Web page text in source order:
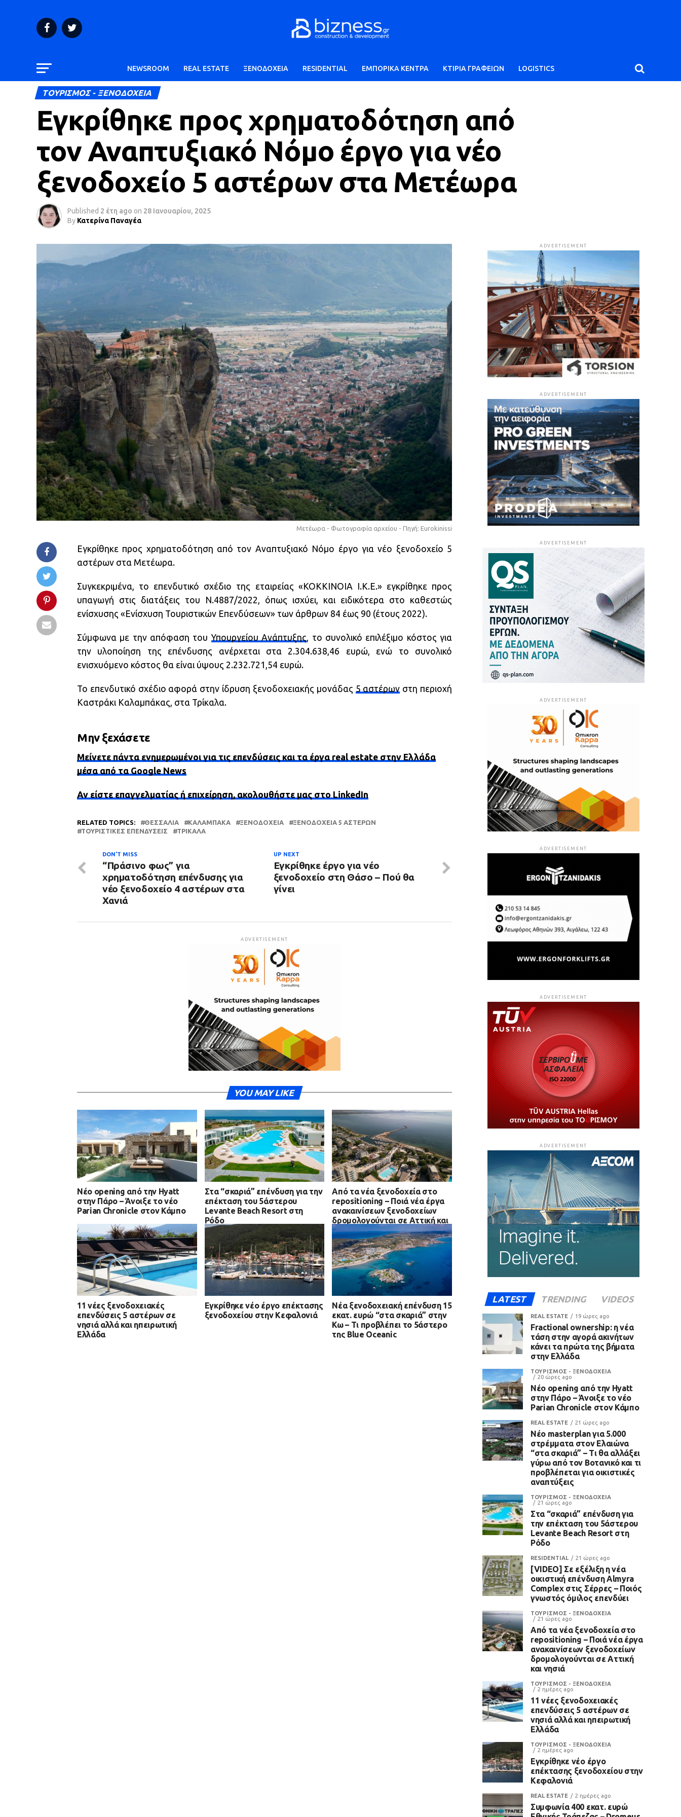
NEWSROOM REAL ESTATE ΞΕΝΟΔΟΧΕΙΑ RESIDENTIAL ΕΜΠΟΡΙΚΑ ΚΕΝΤΡΑ ΚΤΙΡΙΑ ΓΡΑΦΕΙΩΝ LOGISTICS
ΤΟΥΡΙΣΜΟΣ - ΞΕΝΟΔΟΧΕΙΑ
Εγκρίθηκε προς χρηματοδότηση από
τον Αναπτυξιακό Νόμο έργο για νέο
ξενοδοχείο 5 αστέρων στα Μετέωρα
Published 2 έτη ago on 28 Ιανουαρίου, 2025
By Κατερίνα Παναγέα
Μετέωρα - Φωτογραφία αρχείου - Πηγή: Eurokinissi
Εγκρίθηκε προς χρηματοδότηση από τον Αναπτυξιακό Νόμο έργο για νέο ξενοδοχείο 5
αστέρων στα Μετέωρα.
Συγκεκριμένα, το επενδυτικό σχέδιο της εταιρείας «ΚΟΚΚΙΝΟΙΑ Ι.Κ.Ε.» εγκρίθηκε προς
υπαγωγή στις διατάξεις του Ν.4887/2022, όπως ισχύει, και ειδικότερα στο καθεστώς
ενίσχυσης «Ενίσχυση Τουριστικών Επενδύσεων» των άρθρων 84 έως 90 (έτους 2022).
Σύμφωνα με την απόφαση τουΥπουργείου Ανάπτυξης, το συνολικό επιλέξιμο κόστος για
την υλοποίηση της επένδυσης ανέρχεται στα 2.304.638,46 ευρώ, ενώ το συνολικό
ενισχυόμενο κόστος θα είναι ύψους 2.232.721,54 ευρώ.
Το επενδυτικό σχέδιο αφορά στην ίδρυση ξενοδοχειακής μονάδας 5 αστέρων στη περιοχή
Καστράκι Καλαμπάκας, στα Τρίκαλα.
Μην ξεχάσετε
Μείνετε πάντα ενημερωμένοι για τις επενδύσεις και τα έργα real estate στην Ελλάδα
μέσα από τα Google News
Αν είστε επαγγελματίας ή επιχείρηση, ακολουθήστε μας στο LinkedIn
RELATED TOPICS: ΘΕΣΣΑΛΙΑ ΚΑΛΑΜΠΆΚΑ ΞΕΝΟΔΟΧΕΊΑ
ΞΕΝΟΔΟΧΕΊΑ 5 ΑΣΤΈΡΩΝ
ΤΟΥΡΙΣΤΙΚΈΣ ΕΠΕΝΔΎΣΕΙΣ
ΤΡΊΚΑΛΑ
UP NEXT
Εγκρίθηκε έργο για νέο
ξενοδοχείο στη Θάσο – Πού θα
γίνει
DON'T MISS
“Πράσινο φως” για
χρηματοδότηση επένδυσης για
νέο ξενοδοχείο 4 αστέρων στα
Χανιά
ADVERTISEMENT
YOU MAY LIKE
Νέο opening από την Hyatt
στην Πάρο – Άνοιξε το νέο
Parian Chronicle στον Κάμπο
Στα “σκαριά” επένδυση για την
επέκταση του 5άστερου
Levante Beach Resort στη
Ρόδο
Από τα νέα ξενοδοχεία στο
repositioning – Ποιά νέα έργα
ανακαινίσεων ξενοδοχείων
δρομολογούνται σε Αττική και
νησιά
11 νέες ξενοδοχειακές
επενδύσεις 5 αστέρων σε
νησιά αλλά και ηπειρωτική
Ελλάδα
Εγκρίθηκε νέο έργο επέκτασης
ξενοδοχείου στην Κεφαλονιά
Νέα ξενοδοχειακή επένδυση 15
εκατ. ευρώ “στα σκαριά” στην
Κω – Τι προβλέπει το 5άστερο
της Blue Oceanic
ADVERTISEMENT
ADVERTISEMENT
ADVERTISEMENT
ADVERTISEMENT
ADVERTISEMENT
ADVERTISEMENT
ADVERTISEMENT
LATEST TRENDING VIDEOS
REAL ESTATE 19 ώρες ago
Fractional ownership: η νέα
τάση στην αγορά ακινήτων
κάνει τα πρώτα της βήματα
στην Ελλάδα
ΤΟΥΡΙΣΜΟΣ - ΞΕΝΟΔΟΧΕΙΑ
20 ώρες ago
Νέο opening από την Hyatt
στην Πάρο – Άνοιξε το νέο
Parian Chronicle στον Κάμπο
REAL ESTATE 21 ώρες ago
Νέο masterplan για 5.000
στρέμματα στον Ελαιώνα
“στα σκαριά” – Τι θα αλλάξει
γύρω από τον Βοτανικό και τι
προβλέπεται για οικιστικές
αναπτύξεις
ΤΟΥΡΙΣΜΟΣ - ΞΕΝΟΔΟΧΕΙΑ
21 ώρες ago
Στα “σκαριά” επένδυση για
την επέκταση του 5άστερου
Levante Beach Resort στη
Ρόδο
RESIDENTIAL 21 ώρες ago
[VIDEO] Σε εξέλιξη η νέα
οικιστική επένδυση Almyra
Complex στις Σέρρες – Ποιός
γνωστός όμιλος επενδύει
ΤΟΥΡΙΣΜΟΣ - ΞΕΝΟΔΟΧΕΙΑ
21 ώρες ago
Από τα νέα ξενοδοχεία στο
repositioning – Ποιά νέα έργα
ανακαινίσεων ξενοδοχείων
δρομολογούνται σε Αττική
και νησιά
ΤΟΥΡΙΣΜΟΣ - ΞΕΝΟΔΟΧΕΙΑ
2 ημέρες ago
11 νέες ξενοδοχειακές
επενδύσεις 5 αστέρων σε
νησιά αλλά και ηπειρωτική
Ελλάδα
ΤΟΥΡΙΣΜΟΣ - ΞΕΝΟΔΟΧΕΙΑ
2 ημέρες ago
Εγκρίθηκε νέο έργο
επέκτασης ξενοδοχείου στην
Κεφαλονιά
REAL ESTATE 2 ημέρες ago
Συμφωνία 400 εκατ. ευρώ